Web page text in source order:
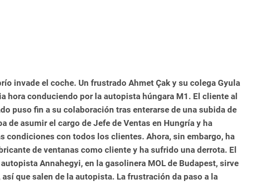
invade el coche. Un frustrado Ahmet Çak y su colega Gyula
hora conduciendo por la autopista húngara M1. El cliente al
puso fin a su colaboración tras enterarse de una subida de
de asumir el cargo de Jefe de Ventas en Hungría y ha
condiciones con todos los clientes. Ahora, sin embargo, ha
de ventanas como cliente y ha sufrido una derrota. El
Annahegyi, en la gasolinera MOL de Budapest, sirve
que salen de la autopista. La frustración da paso a la